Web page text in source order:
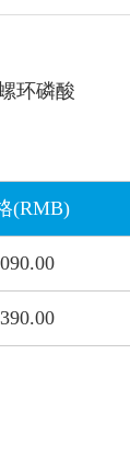
环磷酸
(RMB)